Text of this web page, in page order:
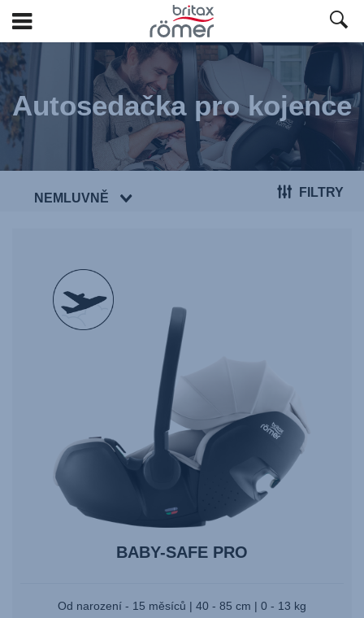
Přeskočit
obsah
Autosedačka pro kojence
NEMLUVNĚ FILTRY
null
BABY-SAFE PRO
Od narození - 15 měsíců | 40 - 85 cm | 0 - 13 kg